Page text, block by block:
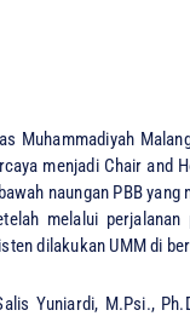
Muhammadiyah
menjadi Chair
naungan PBB
melalui
dilakukan UMM di
Yuniardi, M.Psi.,